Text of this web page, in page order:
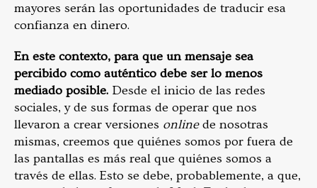
mayores serán las oportunidades de traducir esa
confianza en dinero.
En este contexto, para que un mensaje sea
percibido como auténtico debe ser lo menos
mediado posible. Desde el inicio de las redes
sociales, y de sus formas de operar que nos
llevaron a crear versiones onlinede nosotras
mismas, creemos que quiénes somos por fuera de
las pantallas es más real que quiénes somos a
través de ellas. Esto se debe, probablemente, a que,